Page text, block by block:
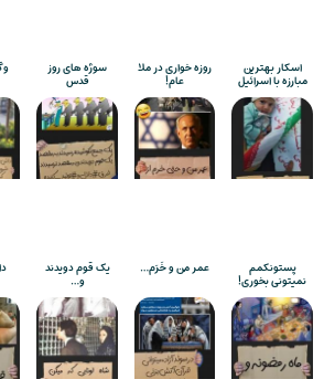
اسکار بهترین
مبارزه با اسرائیل
روزه خواری در ملا
عام!
سوژه های روز
قدس
پستونکمم
نمیتونی بخوری!
عمر من و خَرَم… یک قوم دویدند
و…